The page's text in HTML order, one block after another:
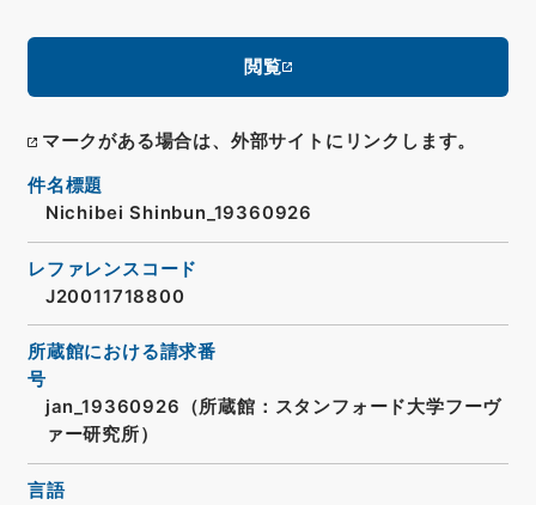
閲覧
マークがある場合は、外部サイトにリンクします。
件名標題
Nichibei Shinbun_19360926
レファレンスコード
J20011718800
所蔵館における請求番
号
jan_19360926（所蔵館：スタンフォード大学フーヴ
ァー研究所）
言語